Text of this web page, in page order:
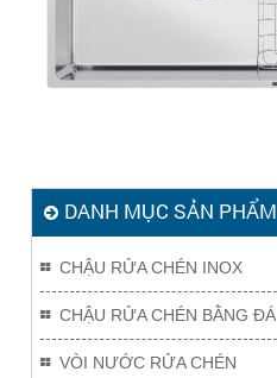
DANH MỤC SẢN PHẨM
CHẬU RỬA CHÉN INOX
CHẬU RỬA CHÉN BẰNG ĐÁ
VÒI NƯỚC RỬA CHÉN